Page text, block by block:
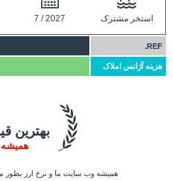
استخر مشترک 7 / 2027
REF.
هزینه آژانس املاک
همیشه
بهترین
همیشه وب سایت ما و نرخ ارز بطور